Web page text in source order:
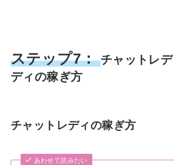
ステップ7： チャットレ
ディの稼ぎ方
チャットレディの稼ぎ方
あわせて読みたい